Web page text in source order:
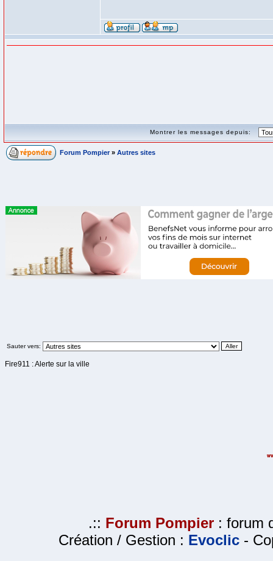
Montrer les messages depuis:
Forum Pompier » Autres sites
Sauter vers:
Fire911 : Alerte sur la ville
.:: Forum Pompier : forum
Création / Gestion : Evoclic -